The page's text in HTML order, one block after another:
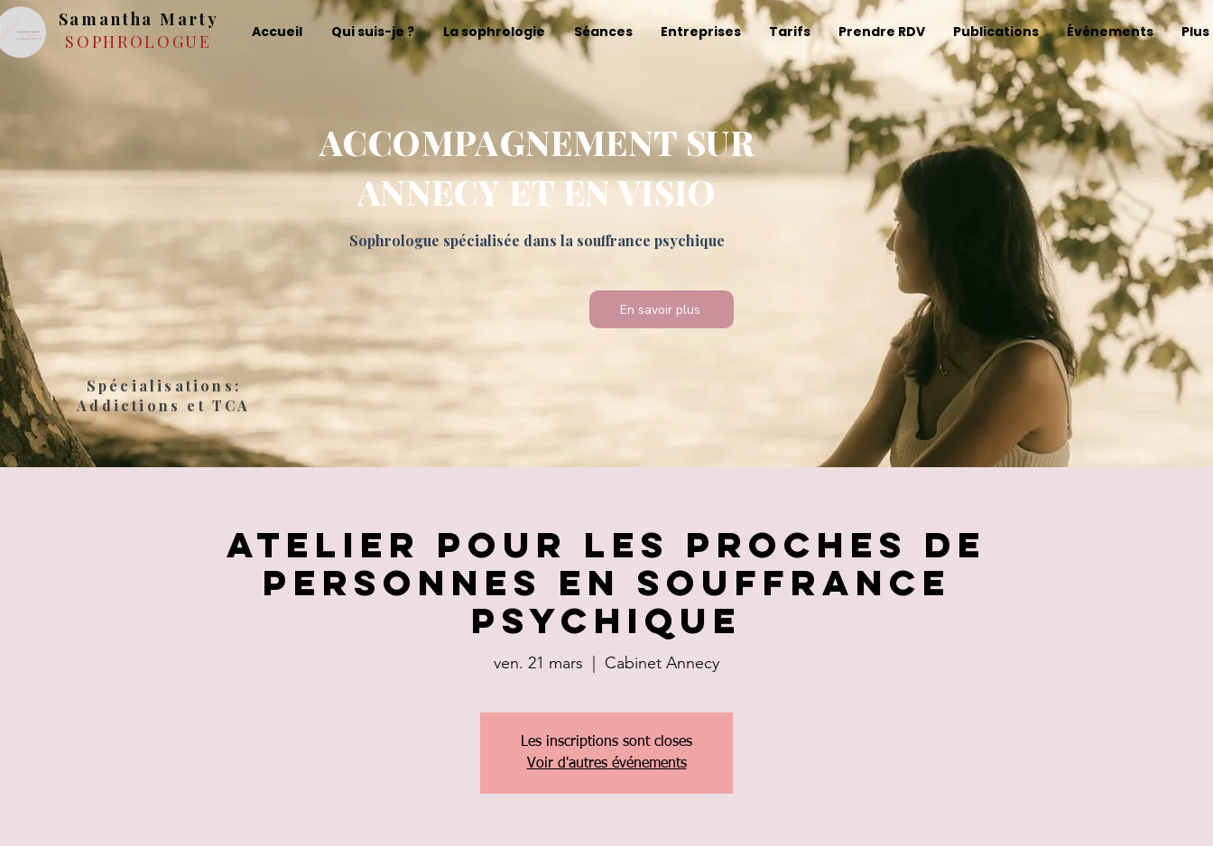
Samantha Marty
SOPHROLOGUE
Accueil Qui suis-je ? La sophrologie Séances Entreprises Tarifs Prendre RDV Publications Événements Plus
ACCOMPAGNEMENT SUR
ANNECY ET EN VISIO
Sophrologue spécialisée dans la souffrance psychique
En savoir plus
Spécialisations:
Addictions et TCA
Atelier pour les proches de
personnes en souffrance
psychique
ven. 21 mars Cabinet Annecy
Les inscriptions sont closes
Voir d'autres événements